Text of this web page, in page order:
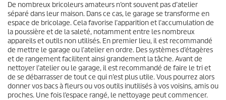
De nombreux bricoleurs amateurs n’ont souvent pas d’atelier
séparé dans leur maison. Dans ce cas, le garage se transforme en
espace de bricolage. Cela favorise l’apparition et l’accumulation de
la poussière et de la saleté, notamment entre les nombreux
appareils et outils non utilisés. En premier lieu, il est recommandé
de mettre le garage ou l’atelier en ordre. Des systèmes d’étagères
et de rangement facilitent ainsi grandement la tâche. Avant de
nettoyer l’atelier ou le garage, il est recommandé de faire le tri et
de se débarrasser de tout ce qui n’est plus utile. Vous pourrez alors
donner vos bacs à fleurs ou vos outils inutilisés à vos voisins, amis ou
proches. Une fois l’espace rangé, le nettoyage peut commencer.